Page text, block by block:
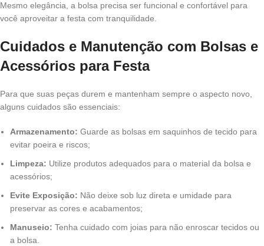
Mesmo elegância, a bolsa precisa ser funcional e confortável para
você aproveitar a festa com tranquilidade.
Cuidados e Manutenção com Bolsas e
Acessórios para Festa
Para que suas peças durem e mantenham sempre o aspecto novo,
alguns cuidados são essenciais:
Armazenamento: Guarde as bolsas em saquinhos de tecido para
evitar poeira e riscos;
Limpeza: Utilize produtos adequados para o material da bolsa e
acessórios;
Evite Exposição: Não deixe sob luz direta e umidade para
preservar as cores e acabamentos;
Manuseio: Tenha cuidado com joias para não enroscar tecidos ou
a bolsa.